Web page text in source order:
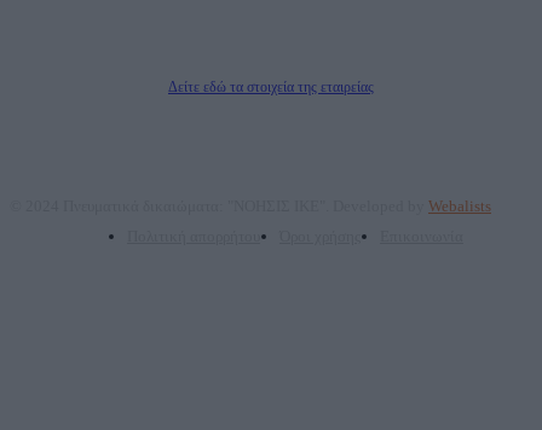
Δείτε εδώ τα στοιχεία της εταιρείας
Webalists